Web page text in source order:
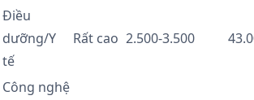
Điều
dưỡng/Y
tế
Rất cao 2.500-3.500
Công nghệ